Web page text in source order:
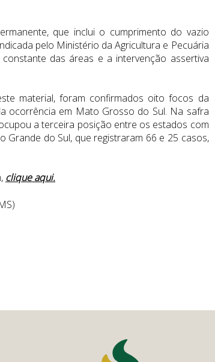
que inclui o cumprimento do vazio
pelo Ministério da Agricultura e Pecuária
das áreas e a intervenção assertiva
material, foram confirmados oito focos da
ocorrência em Mato Grosso do Sul. Na safra
a terceira posição entre os estados com
do Sul, que registraram 66 e 25 casos,
clique aqui.